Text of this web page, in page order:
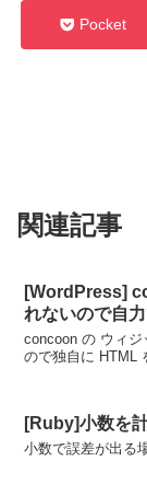
Pocket
関連記事
[WordPress]
れないので自
concoon の ウィ
ので独自に HTML
[Ruby]小数を
小数で誤差が出る